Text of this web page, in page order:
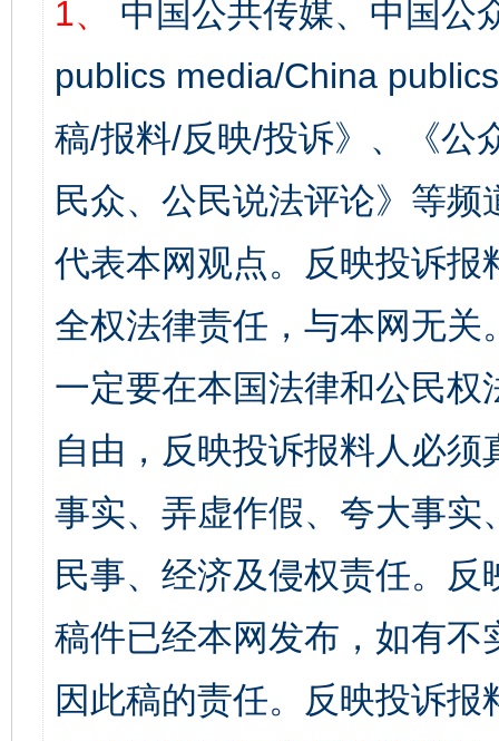
1、
中国公共传媒、中国公
publics media/China
稿/报料/反映/投诉》、《公
民众、公民说法评论》等
代表本网观点。反映投诉
全权法律责任，与本网无
一定要在本国法律和公民
自由，反映投诉报料人必
事实、弄虚作假、夸大事
民事、经济及侵权责任。
稿件已经本网发布，如有
因此稿的责任。反映投诉